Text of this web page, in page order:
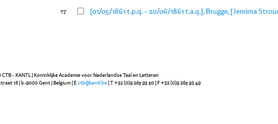
17 [01/05/1861 t.p.q. - 20/06/1861 t.a.q.], Brugge, [Jemima
CTB - KANTL | Koninklijke Academie voor Nederlandse Taal en Letteren
18 | b-9000 Gent | Belgium | Ectb@kantl.be | T +32 (0)9 265 93 50 | F +32 (0)9 265 93 49